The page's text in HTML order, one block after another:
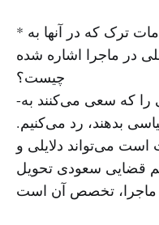
* نظرتان دربارهٔ اظهارات مقامات ترک که در آنها به
در ماجرا اشاره شده
چیست؟
-به‌طور کامل همه تلاش‌هایی را که سعی می‌کنند به
بدهند، رد می‌کنیم.
می‌تواند دلایلی و
قضایی سعودی تحویل